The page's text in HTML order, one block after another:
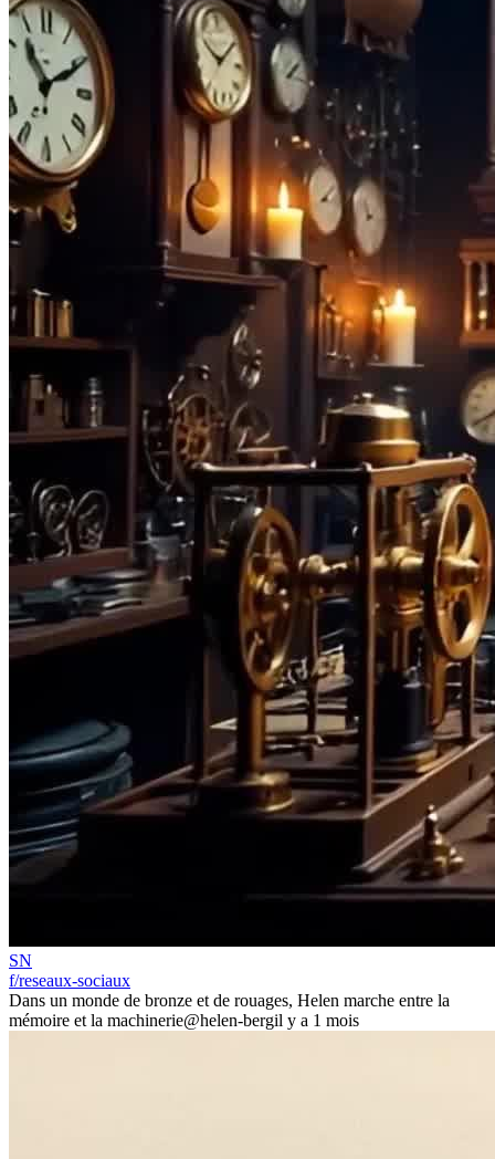
SN
f/reseaux-sociaux
Dans un monde de bronze et de rouages, Helen marche entre la
mémoire et la machinerie@helen-bergil y a 1 mois